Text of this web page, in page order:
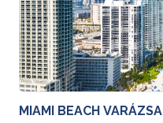
MIAMI BEACH VARÁZSA